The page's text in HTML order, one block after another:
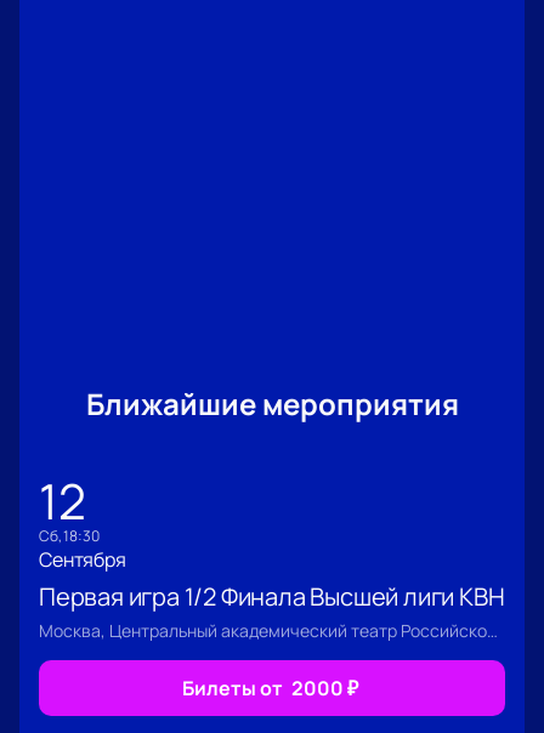
Ближайшие мероприятия
12
сб, 18:30
Сентября
Первая игра 1/2 Финала Высшей лиги КВН
Москва, Центральный академический театр Российской Армии
Билеты от 2000₽